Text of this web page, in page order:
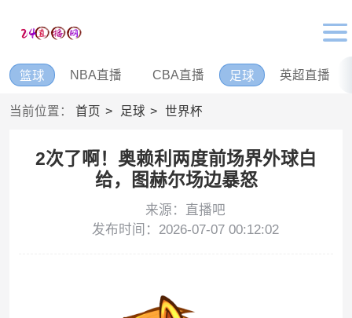
篮球 NBA直播 CBA直播 足球 英超直播
当前位置： 首页 足球 世界杯
2次了啊！奥赖利两度前场界外球白
给，图赫尔场边暴怒
来源：直播吧
发布时间：2026-07-07 00:12:02